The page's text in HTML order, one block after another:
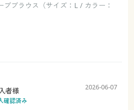
ブブラウス（サイズ：L / カラー：
者様
確認済み
2026-06-07